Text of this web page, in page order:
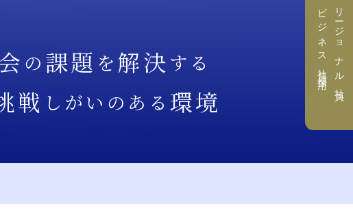
リージョナル社員・
ビジネス社員採用
の 課題 を解決する
戦 しがいのある 環境